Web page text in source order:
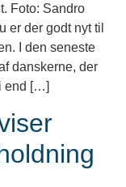
Foto: Sandro
er der godt nyt til
I den seneste
danskerne, der
end […]